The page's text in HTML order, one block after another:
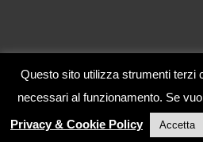
Website realizzato da
Questo sito utilizza strumenti terzi
necessari al funzionamento. Se
Privacy & Cookie Policy
Accetta